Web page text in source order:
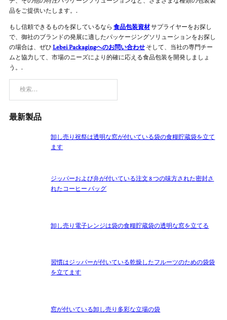
品をご提供いたします。.
もし信頼できるものを探しているなら 食品包装資材サプライヤーをお探し
で、御社のブランドの発展に適したパッケージングソリューションをお探し
の場合は、ぜひLebei Packagingへのお問い合わせそして、当社の専門チー
ムと協力して、市場のニーズにより的確に応える食品包装を開発しましょ
う。.
最新製品
卸し売り祝祭は透明な窓が付いている袋の食糧貯蔵袋を立て
ます
ジッパーおよび弁が付いている注文 8 つの味方された密封さ
れたコーヒー バッグ
卸し売り電子レンジは袋の食糧貯蔵袋の透明な窓を立てる
習慣はジッパーが付いている乾燥したフルーツのための袋袋
を立てます
窓が付いている卸し売り多彩な立場の袋